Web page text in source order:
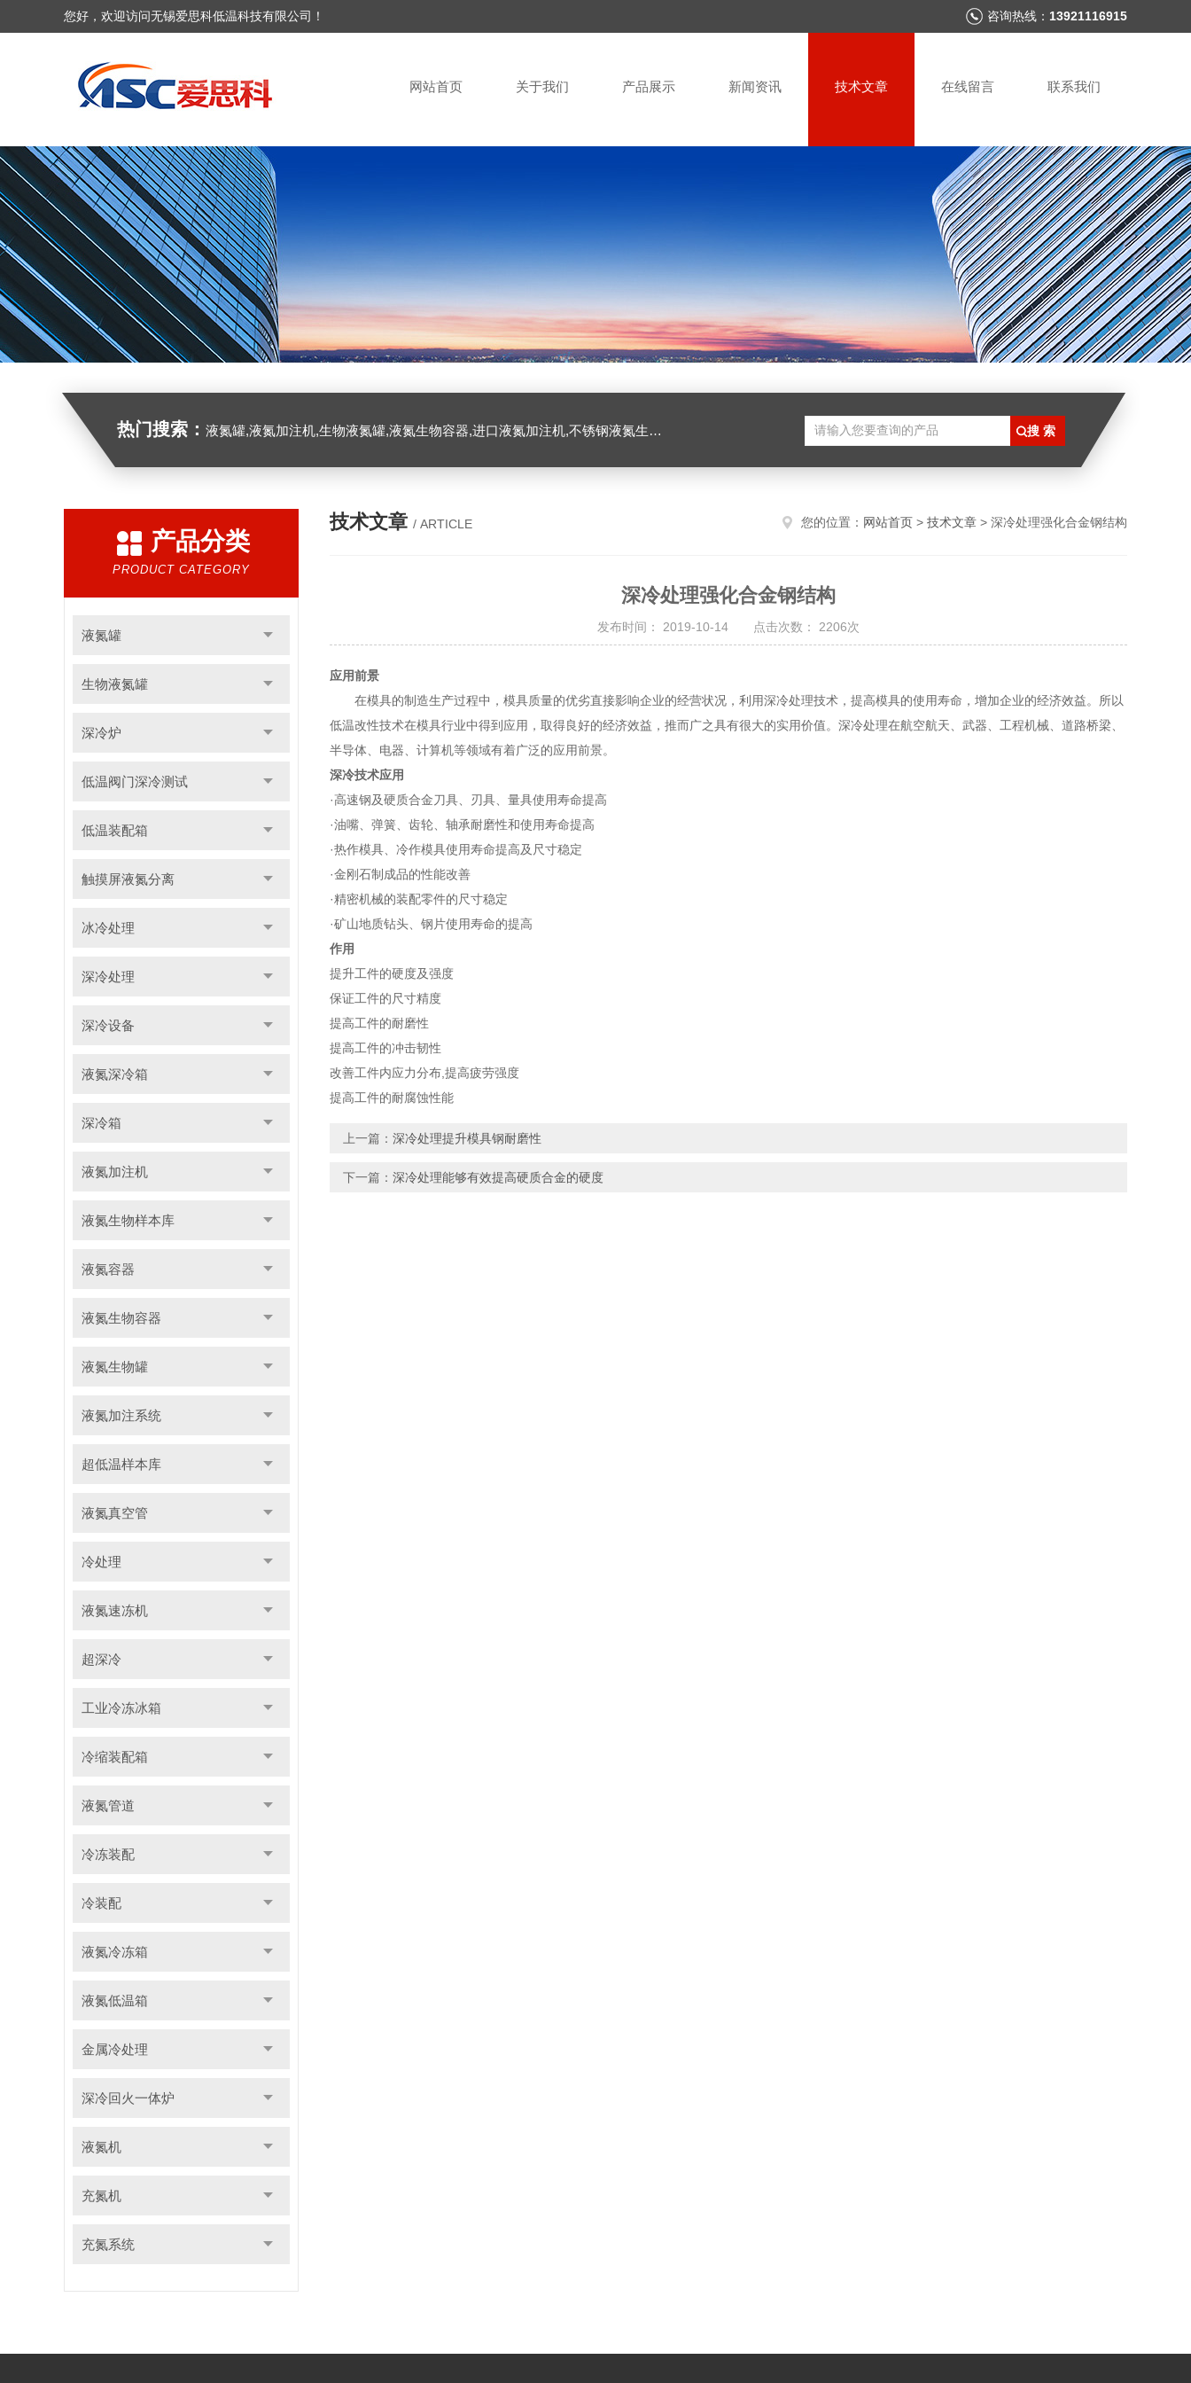
您好，欢迎访问无锡爱思科低温科技有限公司！ 咨询热线： 13921116915
网站首页 关于我们 产品展示 新闻资讯 技术文章 在线留言 联系我们
热门搜索： 液氮罐,液氮加注机,生物液氮罐,液氮生物容器,进口液氮加注机,不锈钢液氮生物容器
产品分类
PRODUCT CATEGORY
液氮罐
生物液氮罐
深冷炉
低温阀门深冷测试
低温装配箱
触摸屏液氮分离
冰冷处理
深冷处理
深冷设备
液氮深冷箱
深冷箱
液氮加注机
液氮生物样本库
液氮容器
液氮生物容器
液氮生物罐
液氮加注系统
超低温样本库
液氮真空管
冷处理
液氮速冻机
超深冷
工业冷冻冰箱
冷缩装配箱
液氮管道
冷冻装配
冷装配
液氮冷冻箱
液氮低温箱
金属冷处理
深冷回火一体炉
液氮机
充氮机
充氮系统
技术文章 / ARTICLE 您的位置： 网站首页 > 技术文章 > 深冷处理强化合金钢结构
深冷处理强化合金钢结构
发布时间： 2019-10-14 点击次数： 2206次
应用前景
在模具的制造生产过程中，模具质量的优劣直接影响企业的经营状况，利用深冷处理技术，提高模具的使用寿命，增加企业的经济效益。所以
低温改性技术在模具行业中得到应用，取得良好的经济效益，推而广之具有很大的实用价值。深冷处理在航空航天、武器、工程机械、道路桥梁、
半导体、电器、计算机等领域有着广泛的应用前景。
深冷技术应用
·高速钢及硬质合金刀具、刃具、量具使用寿命提高
·油嘴、弹簧、齿轮、轴承耐磨性和使用寿命提高
·热作模具、冷作模具使用寿命提高及尺寸稳定
·金刚石制成品的性能改善
·精密机械的装配零件的尺寸稳定
·矿山地质钻头、钢片使用寿命的提高
作用
提升工件的硬度及强度
保证工件的尺寸精度
提高工件的耐磨性
提高工件的冲击韧性
改善工件内应力分布,提高疲劳强度
提高工件的耐腐蚀性能
上一篇： 深冷处理提升模具钢耐磨性
下一篇： 深冷处理能够有效提高硬质合金的硬度